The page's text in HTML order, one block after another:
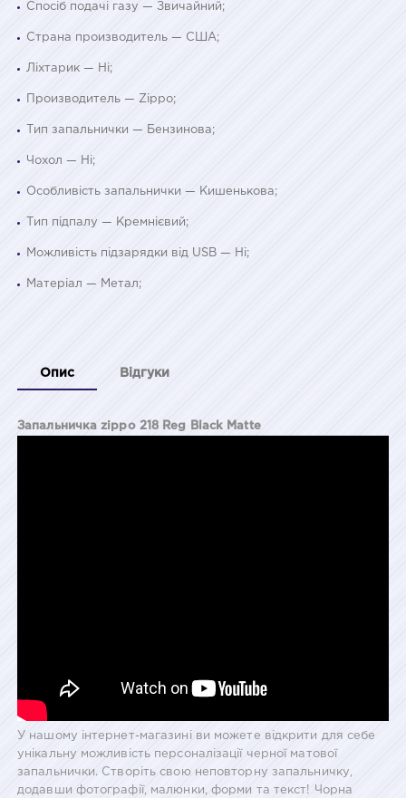
Спосіб подачі газу — Звичайний;
Страна производитель — США;
Ліхтарик — Ні;
Производитель — Zippo;
Тип запальнички — Бензинова;
Чохол — Ні;
Особливість запальнички — Кишенькова;
Тип підпалу — Кремнієвий;
Можливість підзарядки від USB — Ні;
Матеріал — Метал;
Опис Відгуки
Запальничка zippo 218 Reg Black Matte
У нашому інтернет-магазині ви можете відкрити для себе
унікальну можливість персоналізації черної матової
запальнички. Створіть свою неповторну запальничку,
додавши фотографії, малюнки, форми та текст! Чорна